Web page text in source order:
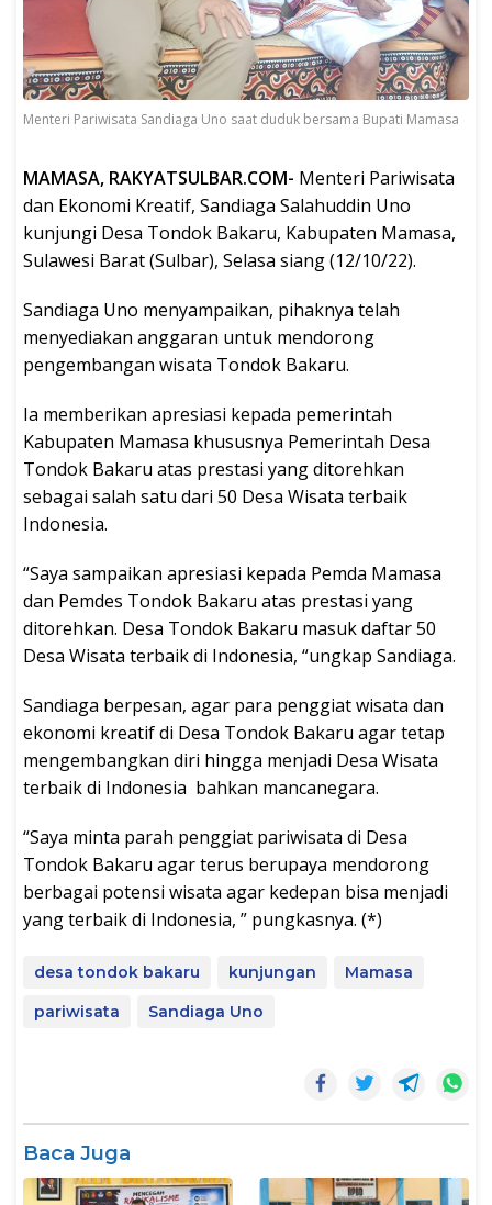
Menteri Pariwisata Sandiaga Uno saat duduk bersama Bupati Mamasa
MAMASA, RAKYATSULBAR.COM- Menteri Pariwisata
dan Ekonomi Kreatif, Sandiaga Salahuddin Uno
kunjungi Desa Tondok Bakaru, Kabupaten Mamasa,
Sulawesi Barat (Sulbar), Selasa siang (12/10/22).
Sandiaga Uno menyampaikan, pihaknya telah
menyediakan anggaran untuk mendorong
pengembangan wisata Tondok Bakaru.
Ia memberikan apresiasi kepada pemerintah
Kabupaten Mamasa khususnya Pemerintah Desa
Tondok Bakaru atas prestasi yang ditorehkan
sebagai salah satu dari 50 Desa Wisata terbaik
Indonesia.
“Saya sampaikan apresiasi kepada Pemda Mamasa
dan Pemdes Tondok Bakaru atas prestasi yang
ditorehkan. Desa Tondok Bakaru masuk daftar 50
Desa Wisata terbaik di Indonesia, “ungkap Sandiaga.
Sandiaga berpesan, agar para penggiat wisata dan
ekonomi kreatif di Desa Tondok Bakaru agar tetap
mengembangkan diri hingga menjadi Desa Wisata
terbaik di Indonesia bahkan mancanegara.
“Saya minta parah penggiat pariwisata di Desa
Tondok Bakaru agar terus berupaya mendorong
berbagai potensi wisata agar kedepan bisa menjadi
yang terbaik di Indonesia, ” pungkasnya. (*)
desa tondok bakaru kunjungan
Mamasa
pariwisata
Sandiaga Uno
Baca Juga